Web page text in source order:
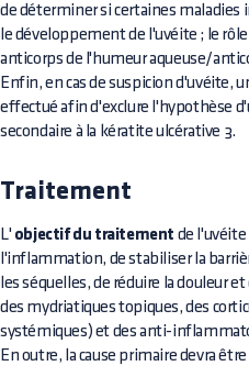
de déterminer si certaines maladies
le développement de l'uvéite ; le
anticorps de l'humeur aqueuse/
Enfin, en cas de suspicion d'uvéite,
effectué afin d'exclure l'hypothèse
secondaire à la kératite ulcérative 3.
Traitement
L' objectif du traitement de
l'inflammation, de stabiliser la
les séquelles, de réduire la douleur
des mydriatiques topiques, des
systémiques) et des anti-
En outre, la cause primaire devra